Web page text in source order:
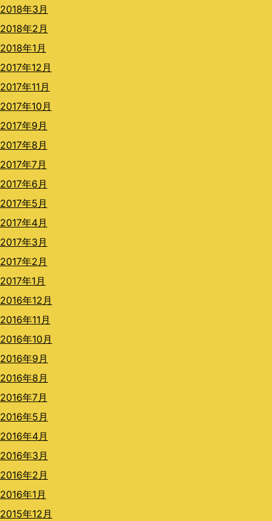
2018年3月
2018年2月
2018年1月
2017年12月
2017年11月
2017年10月
2017年9月
2017年8月
2017年7月
2017年6月
2017年5月
2017年4月
2017年3月
2017年2月
2017年1月
2016年12月
2016年11月
2016年10月
2016年9月
2016年8月
2016年7月
2016年5月
2016年4月
2016年3月
2016年2月
2016年1月
2015年12月